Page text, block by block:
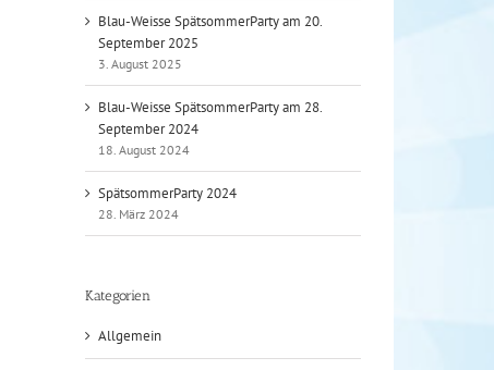
Blau-Weisse SpätsommerParty am 20.
September 2025
3. August 2025
Blau-Weisse SpätsommerParty am 28.
September 2024
18. August 2024
SpätsommerParty 2024
28. März 2024
Kategorien
Allgemein